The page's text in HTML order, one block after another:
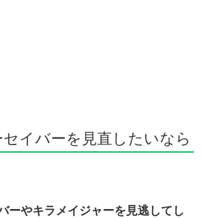
イバーを見直したいなら
ーやキラメイジャーを見逃してし